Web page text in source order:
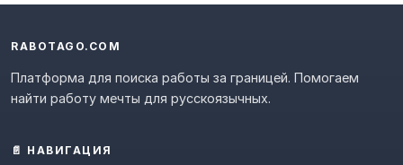
RABOTAGO.COM
Платформа для поиска работы за границей. Помогаем
найти работу мечты для русскоязычных.
📄 НАВИГАЦИЯ